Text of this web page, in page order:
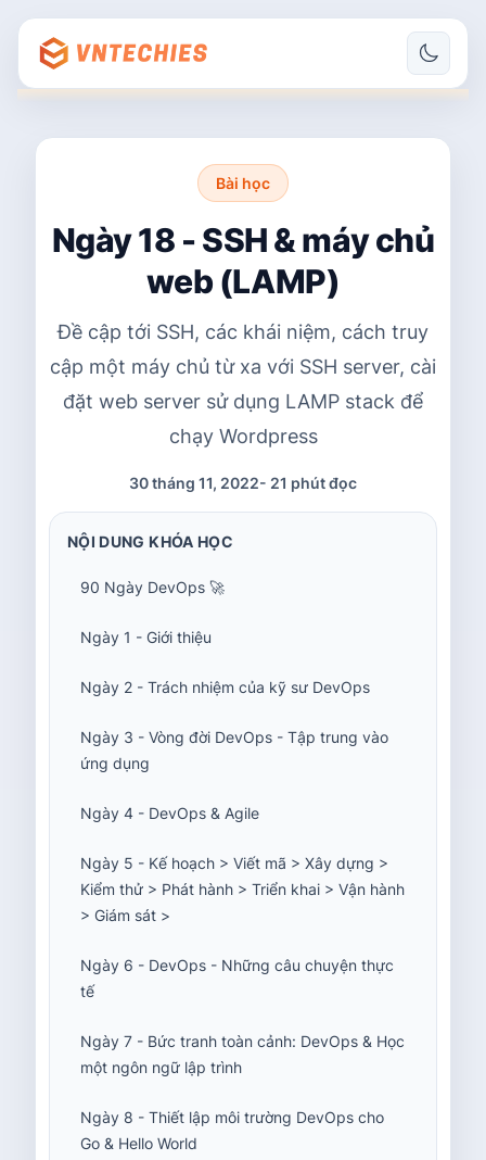
Bài học
Ngày 18 - SSH & máy chủ
web (LAMP)
Đề cập tới SSH, các khái niệm, cách truy
cập một máy chủ từ xa với SSH server, cài
đặt web server sử dụng LAMP stack để
chạy Wordpress
30 tháng 11, 2022- 21 phút đọc
NỘI DUNG KHÓA HỌC
90 Ngày DevOps 🚀
Ngày 1 - Giới thiệu
Ngày 2 - Trách nhiệm của kỹ sư DevOps
Ngày 3 - Vòng đời DevOps - Tập trung vào
ứng dụng
Ngày 4 - DevOps & Agile
Ngày 5 - Kế hoạch > Viết mã > Xây dựng >
Kiểm thử > Phát hành > Triển khai > Vận hành
> Giám sát >
Ngày 6 - DevOps - Những câu chuyện thực
tế
Ngày 7 - Bức tranh toàn cảnh: DevOps & Học
một ngôn ngữ lập trình
Ngày 8 - Thiết lập môi trường DevOps cho
Go & Hello World